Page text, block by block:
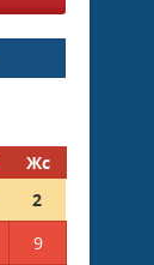
Жс
2
9